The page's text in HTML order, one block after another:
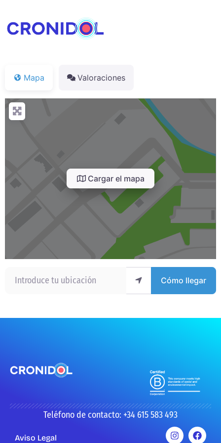
Mapa Valoraciones
Cargar el mapa
Cómo llegar
Teléfono de contacto: +34 615 583 493
Aviso Legal